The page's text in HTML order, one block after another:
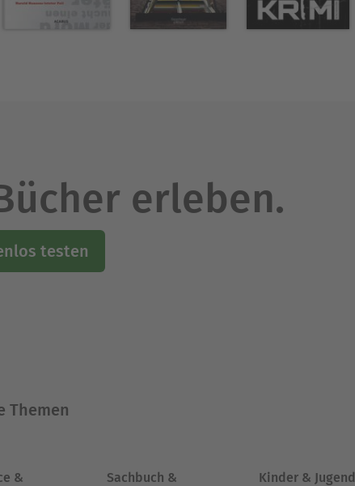
erleben.
testen
Themen
&
Sachbuch &
Kinder & Jugend